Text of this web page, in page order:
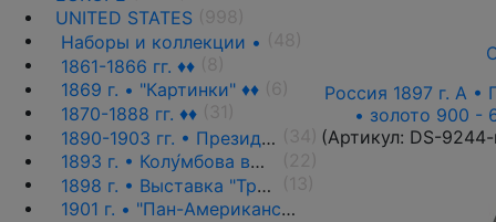
UNITED STATES
Наборы и коллекции •
1861-1866 гг. ♦♦
1869 г. • "Картинки" ♦♦
1870-1888 гг. ♦♦
1890-1903 гг. • Президенты и политики ♦♦
1893 г. • Колу́мбова выставка ♦♦
1898 г. • Выставка "Транс-Миссисипи" ♦♦
1901 г. • "Пан-Американская выставка" ♦♦
Россия 1897 г. А •
• золото 900 -
(Артикул: DS-